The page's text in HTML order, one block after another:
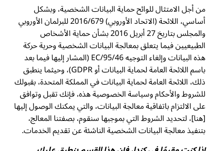
من أجل الامتثال للوائح حماية البيانات الشخصية، وبشكل
أساسي، اللائحة (الاتحاد الأوروبي) 2016/679 للبرلمان الأوروبي
والمجلس بتاريخ 27 أبريل 2016 بشأن حماية الأشخاص
الطبيعيين فيما يتعلق بمعالجة البيانات الشخصية وحرية حركة
هذه البيانات وإلغاء التوجيه 95/46/EC (المشار إليها فيما بعد
باسم اللائحة العامة لحماية البيانات أو GDPR)، وحيثما ينطبق
ذلك، اللائحة العامة لحماية البيانات في المملكة المتحدة، بقبولك
للشروط والأحكام وسياسة الخصوصية هذه، فإنك تقبل وتوافق
على الالتزام باتفاقية معالجة البيانات، والتي يمكنك الوصول إليها
[هنا]، لتحديد الشروط التي بموجبها سنقوم، بصفتنا المعالج،
بتنفيذ معالجة البيانات الشخصية الناشئة عن تقديم الخدمات.